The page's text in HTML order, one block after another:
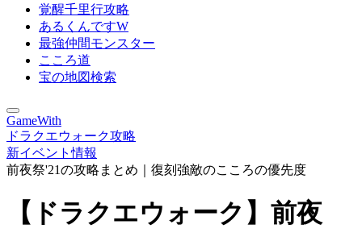
覚醒千里行攻略
あるくんですW
最強仲間モンスター
こころ道
宝の地図検索
GameWith
ドラクエウォーク攻略
新イベント情報
前夜祭'21の攻略まとめ｜復刻強敵のこころの優先度
【ドラクエウォーク】前夜